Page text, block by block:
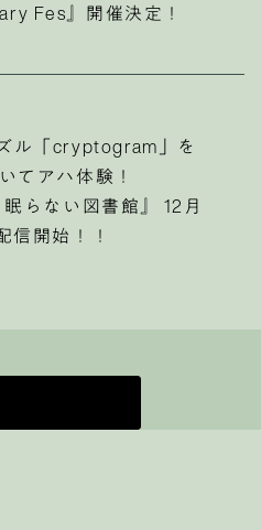
Fes』開催決定！
ル「cryptogram」を
てアハ体験！
らない図書館』 12月
信開始！！